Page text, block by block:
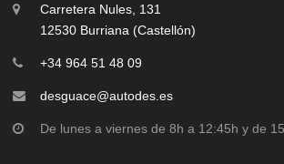
Carretera Nules, 131
12530 Burriana (Castellón)
+34 964 51 48 09
desguace@autodes.es
De lunes a viernes de 8h a 12:45h y de